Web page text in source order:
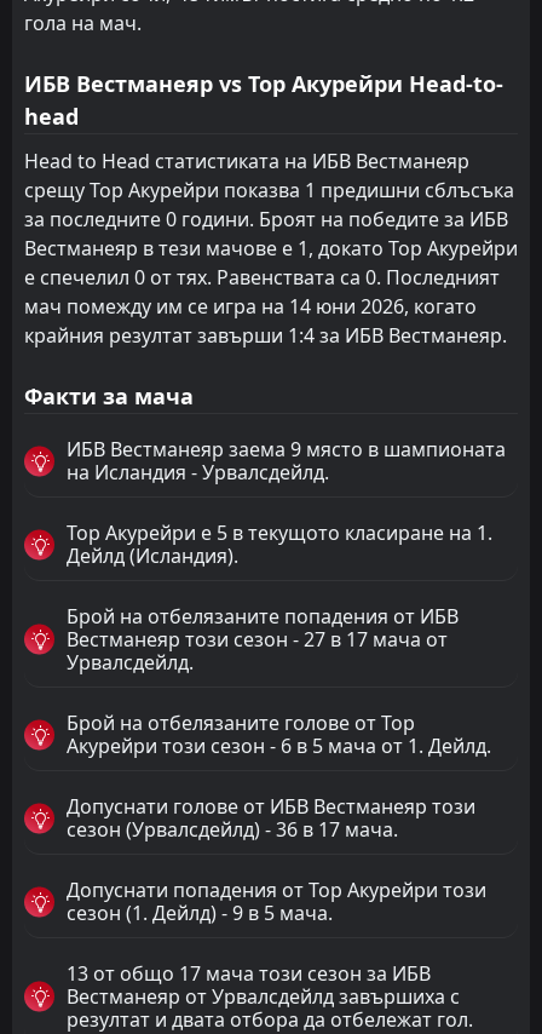
гола на мач.
ИБВ Вестманеяр vs Тор Акурейри Head-to-
head
Head to Head статистиката на ИБВ Вестманеяр
срещу Тор Акурейри показва 1 предишни сблъсъка
за последните 0 години. Броят на победите за ИБВ
Вестманеяр в тези мачове е 1, докато Тор Акурейри
е спечелил 0 от тях. Равенствата са 0. Последният
мач помежду им се игра на 14 юни 2026, когато
крайния резултат завърши 1:4 за ИБВ Вестманеяр.
Факти за мача
ИБВ Вестманеяр заема 9 място в шампионата
на Исландия - Урвалсдейлд.
Тор Акурейри е 5 в текущото класиране на 1.
Дейлд (Исландия).
Брой на отбелязаните попадения от ИБВ
Вестманеяр този сезон - 27 в 17 мача от
Урвалсдейлд.
Брой на отбелязаните голове от Тор
Акурейри този сезон - 6 в 5 мача от 1. Дейлд.
Допуснати голове от ИБВ Вестманеяр този
сезон (Урвалсдейлд) - 36 в 17 мача.
Допуснати попадения от Тор Акурейри този
сезон (1. Дейлд) - 9 в 5 мача.
13 от общо 17 мача този сезон за ИБВ
Вестманеяр от Урвалсдейлд завършиха с
резултат и двата отбора да отбележат гол.